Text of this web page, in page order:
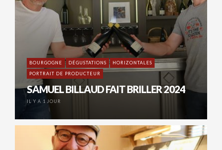
BOURGOGNE DÉGUSTATIONS
HORIZONTALES
PORTRAIT DE PRODUCTEUR
SAMUEL BILLAUD FAIT BRILLER 2024
IL Y A 1 JOUR